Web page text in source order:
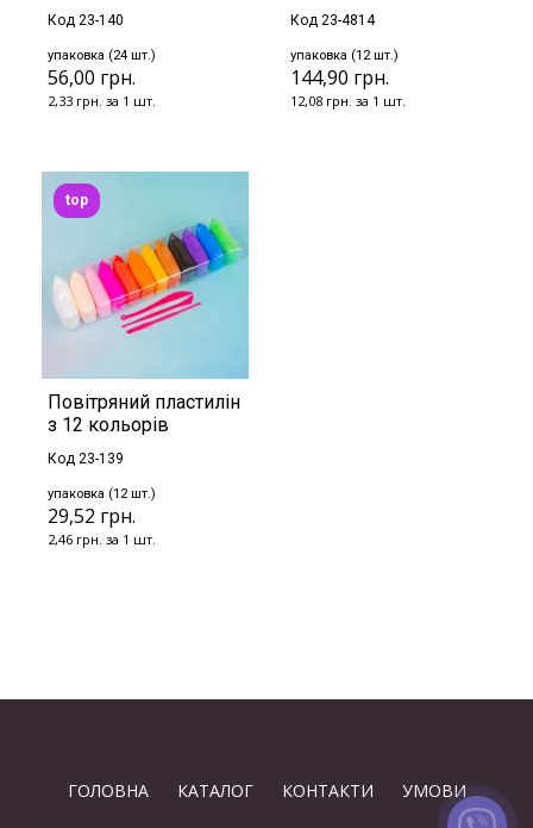
Код 23-140
упаковка (24 шт.)
56,00 грн.
2,33 грн. за 1 шт.
Код 23-4814
упаковка (12 шт.)
144,90 грн.
12,08 грн. за 1 шт.
Повітряний пластилін
з 12 кольорів
Код 23-139
упаковка (12 шт.)
29,52 грн.
2,46 грн. за 1 шт.
top
ГОЛОВНА КАТАЛОГ КОНТАКТИ УМОВИ